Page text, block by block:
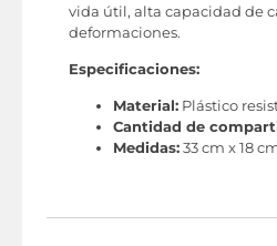
vida útil, alta capacidad de
deformaciones.
Especificaciones:
Material: Plástico
Cantidad de
Medidas:33 cm x 18